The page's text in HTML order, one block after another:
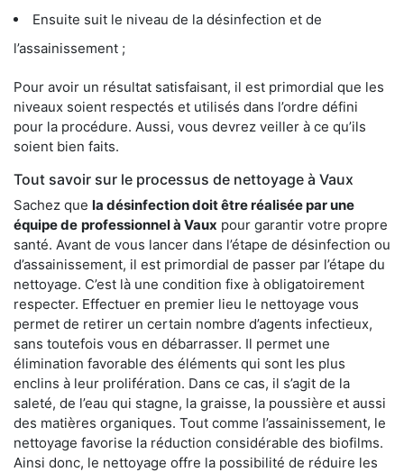
Ensuite suit le niveau de la désinfection et de
l’assainissement ;
Pour avoir un résultat satisfaisant, il est primordial que les
niveaux soient respectés et utilisés dans l’ordre défini
pour la procédure. Aussi, vous devrez veiller à ce qu’ils
soient bien faits.
Tout savoir sur le processus de nettoyage à Vaux
Sachez que la désinfection doit être réalisée par une
équipe de professionnel à Vaux pour garantir votre propre
santé. Avant de vous lancer dans l’étape de désinfection ou
d’assainissement, il est primordial de passer par l’étape du
nettoyage. C’est là une condition fixe à obligatoirement
respecter. Effectuer en premier lieu le nettoyage vous
permet de retirer un certain nombre d’agents infectieux,
sans toutefois vous en débarrasser. Il permet une
élimination favorable des éléments qui sont les plus
enclins à leur prolifération. Dans ce cas, il s’agit de la
saleté, de l’eau qui stagne, la graisse, la poussière et aussi
des matières organiques. Tout comme l’assainissement, le
nettoyage favorise la réduction considérable des biofilms.
Ainsi donc, le nettoyage offre la possibilité de réduire les